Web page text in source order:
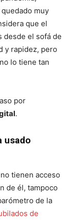
muy
que el
desde el sofá de
y rapidez, pero
lo tiene tan
por
.
usado
tienen acceso
de él, tampoco
de la
de